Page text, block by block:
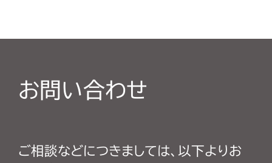
お問い合わせ
ご相談などにつきましては、以下よりお